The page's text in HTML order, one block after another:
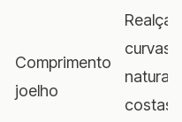
Comprimento
joelho
Realça
curvas
costas